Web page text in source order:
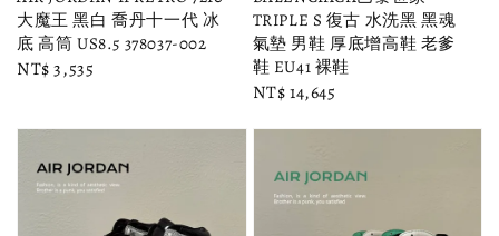
大魔王 黑白 喬丹十一代 冰
底 高筒 US8.5 378037-002
Regular
NT$ 3,535
TRIPLE S 復古 水洗黑 黑魂
氣墊 男鞋 厚底增高鞋 老爹
鞋 EU41 裸鞋
Regular
NT$ 14,645